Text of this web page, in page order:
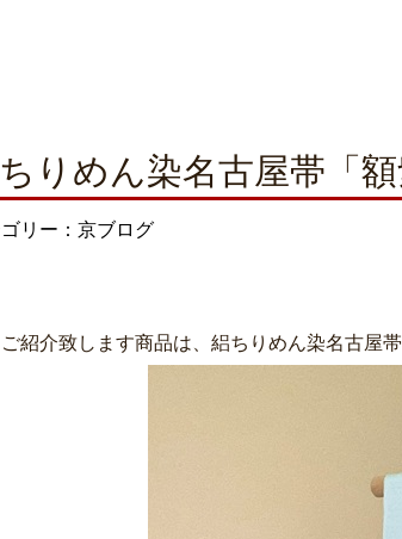
りめん染名古屋帯「額
リー：京ブログ
紹介致します商品は、絽ちりめん染名古屋